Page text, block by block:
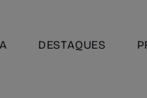
DESTAQUES